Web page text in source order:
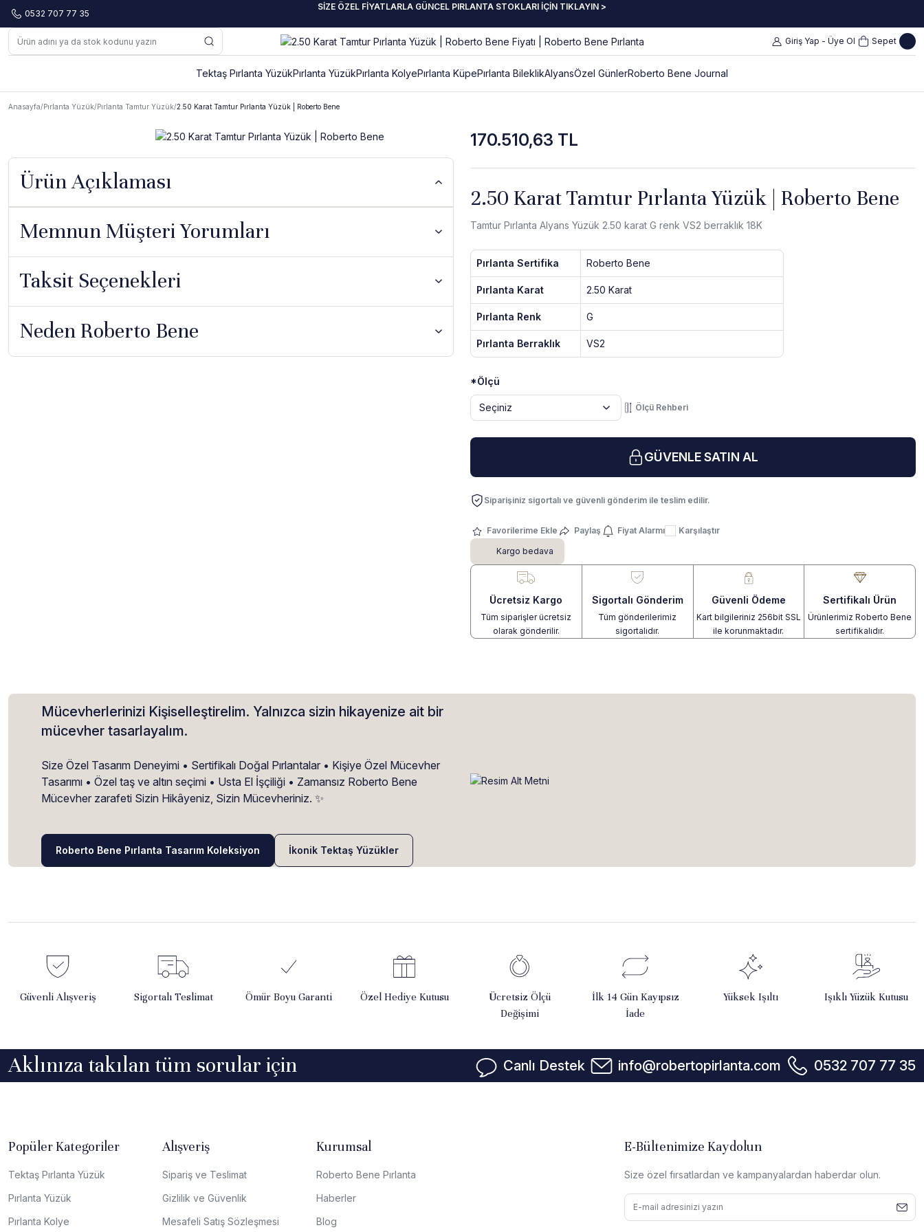
0532 707 77 35
SİZE ÖZEL FİYATLARLA GÜNCEL PIRLANTA STOKLARI İÇİN TIKLAYIN >
Giriş Yap - Üye Ol Sepet
Tektaş Pırlanta YüzükPırlanta YüzükPırlanta KolyePırlanta KüpePırlanta BileklikAlyansÖzel GünlerRoberto Bene Journal
Anasayfa Pırlanta Yüzük Pırlanta Tamtur Yüzük 2.50 Karat Tamtur Pırlanta Yüzük | Roberto Bene
Ürün Açıklaması
Memnun Müşteri Yorumları
Taksit Seçenekleri
Neden Roberto Bene
170.510,63 TL
2.50 Karat Tamtur Pırlanta Yüzük | Roberto Bene
Tamtur Pırlanta Alyans Yüzük 2.50 karat G renk VS2 berraklık 18K
Pırlanta Sertifika Roberto Bene
Pırlanta Karat 2.50 Karat
Pırlanta Renk G
Pırlanta Berraklık VS2
*Ölçü
Ölçü Rehberi
GÜVENLE SATIN AL
Siparişiniz sigortalı ve güvenli gönderim ile teslim edilir.
Paylaş Fiyat Alarmı
Karşılaştır
Kargo bedava
Ücretsiz Kargo
Tüm siparişler ücretsiz
olarak gönderilir.
Sigortalı Gönderim
Tüm gönderilerimiz
sigortalıdır.
Güvenli Ödeme
Kart bilgileriniz 256bit SSL
ile korunmaktadır.
Sertifikalı Ürün
Ürünlerimiz Roberto Bene
sertifikalıdır.
Mücevherlerinizi Kişiselleştirelim. Yalnızca sizin hikayenize ait bir
mücevher tasarlayalım.
Size Özel Tasarım Deneyimi • Sertifikalı Doğal Pırlantalar • Kişiye Özel Mücevher
Tasarımı • Özel taş ve altın seçimi • Usta El İşçiliği • Zamansız Roberto Bene
Mücevher zarafeti Sizin Hikâyeniz, Sizin Mücevheriniz. ✨
Roberto Bene Pırlanta Tasarım Koleksiyon İkonik Tektaş Yüzükler
Güvenli Alışveriş Sigortalı Teslimat Ömür Boyu Garanti Özel Hediye Kutusu
Ücretsiz Ölçü
Değişimi
İlk 14 Gün Kayıpsız
İade
Yüksek Işıltı Işıklı Yüzük Kutusu
Aklınıza takılan tüm sorular için Canlı Destek info@robertopirlanta.com 0532 707 77 35
Popüler Kategoriler
Tektaş Pırlanta Yüzük
Pırlanta Yüzük
Pırlanta Kolye
Alışveriş
Sipariş ve Teslimat
Gizlilik ve Güvenlik
Mesafeli Satış Sözleşmesi
Kurumsal
Roberto Bene Pırlanta
Haberler
Blog
E-Bültenimize Kaydolun
Size özel fırsatlardan ve kampanyalardan haberdar olun.